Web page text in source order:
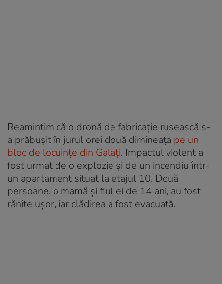
Reamintim că o dronă de fabricație rusească s-
a prăbușit în jurul orei două dimineața pe un
bloc de locuințe din Galați. Impactul violent a
fost urmat de o explozie și de un incendiu într-
un apartament situat la etajul 10. Două
persoane, o mamă și fiul ei de 14 ani, au fost
rănite ușor, iar clădirea a fost evacuată.